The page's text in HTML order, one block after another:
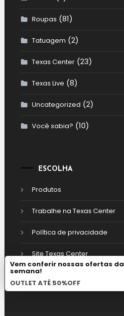
Roupas (81)
Tatuagem (2)
Texas Center(23)
Texas Live (8)
Uncategorized (2)
Você sabia? (10)
ESCOLHA
Produtos
Trabalhe na Texas Center
Política de privacidade
Site Texas Center
Vem conferir nossas ofertas da
semana!
OUTLET ATÉ 50%OFF